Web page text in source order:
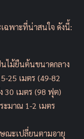
ฉพาะที่น่าสนใจ ดังนี้:
ไม้ยืนต้นขนาดกลาง
25 เมตร (49-82
30 เมตร (98 ฟุต)
ะมาณ 1-2 เมตร
ณะเปลี่ยนตามอายุ